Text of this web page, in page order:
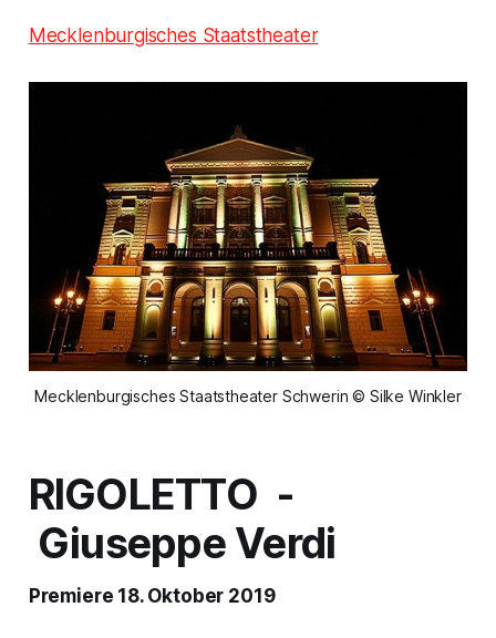
Mecklenburgisches Staatstheater
Mecklenburgisches Staatstheater Schwerin © Silke Winkler
RIGOLETTO -
Giuseppe Verdi
Premiere 18. Oktober 2019